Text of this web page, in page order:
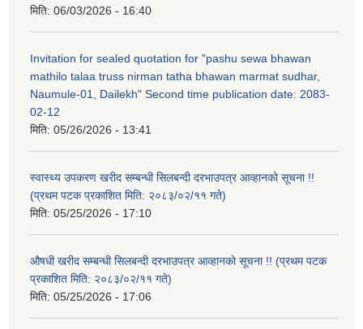
मिति: 06/03/2026 - 16:40
Invitation for sealed quotation for "pashu sewa bhawan
mathilo talaa truss nirman tatha bhawan marmat sudhar,
Naumule-01, Dailekh" Second time publication date: 2083-
02-12
मिति: 05/26/2026 - 13:41
स्वास्थ्य उपकरण खरीद सम्बन्धी सिलबन्दी दरभाउपत्र आव्हानको सूचना !!
(प्रथम पटक प्रकाशित मिति: २०८३/०२/११ गते)
मिति: 05/25/2026 - 17:10
औषधी खरीद सम्बन्धी सिलबन्दी दरभाउपत्र आव्हानको सूचना !! (प्रथम पटक
प्रकाशित मिति: २०८३/०२/११ गते)
मिति: 05/25/2026 - 17:06